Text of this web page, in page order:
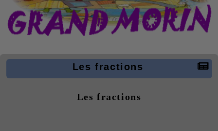
Les fractions
Les fractions